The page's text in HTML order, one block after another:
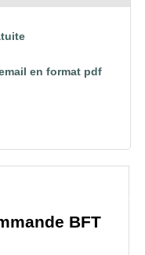
en format pdf
BFT